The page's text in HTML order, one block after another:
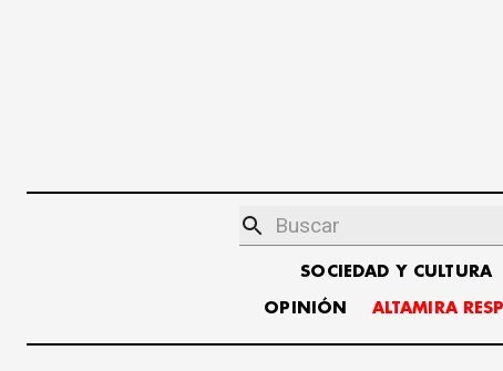
SOCIEDAD Y CULTURA
OPINIÓN ALTAMIRA